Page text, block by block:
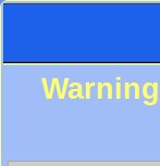
Warning